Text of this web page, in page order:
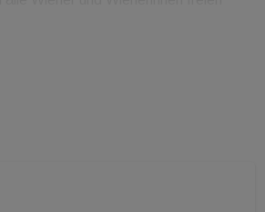
durften. Die rechtlichen
für großvolumige
der Wirtschaftsagentur Wien und
werden", so Daniela Witt-Dörring,